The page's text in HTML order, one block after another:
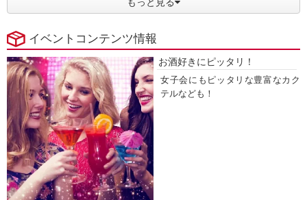
もっと見る
イベントコンテンツ情報
お酒好きにピッタリ！
女子会にもピッタリな豊富なカク
テルなども！